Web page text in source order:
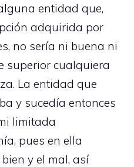
entidad que,
adquirida por
no sería ni buena ni
superior cualquiera
La entidad que
y sucedía entonces
limitada
pues en ella
y el mal, así